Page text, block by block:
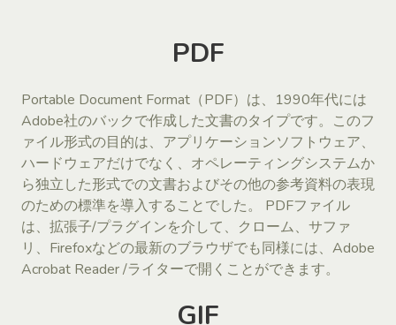
PDF
Portable Document Format（PDF）は、1990年代には
Adobe社のバックで作成した文書のタイプです。このフ
ァイル形式の目的は、アプリケーションソフトウェア、
ハードウェアだけでなく、オペレーティングシステムか
ら独立した形式での文書およびその他の参考資料の表現
のための標準を導入することでした。 PDFファイル
は、拡張子/プラグインを介して、クローム、サファ
リ、Firefoxなどの最新のブラウザでも同様には、Adobe
Acrobat Reader /ライターで開くことができます。
GIF